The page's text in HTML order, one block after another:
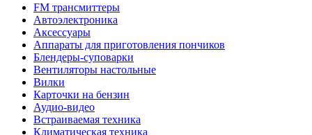
FM трансмиттеры
Автоэлектроника
Аксессуары
Аппараты для приготовления пончиков
Блендеры-суповарки
Вентиляторы настольные
Вилки
Карточки на бензин
Аудио-видео
Встраиваемая техника
Климатическая техника